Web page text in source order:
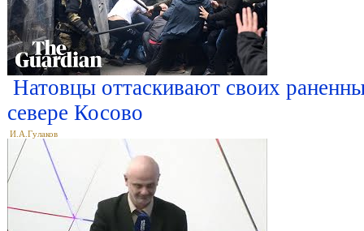
Натовцы оттаскивают своих
севере Косово
И.А.Гулаков